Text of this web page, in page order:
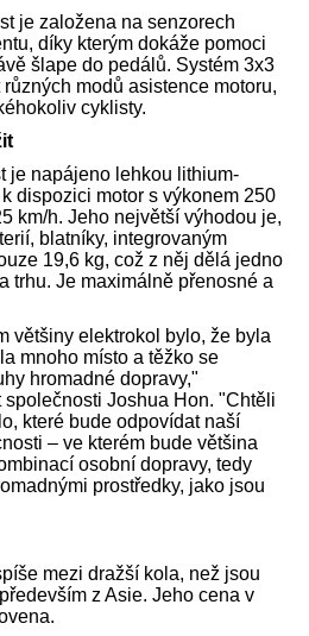
je založena na senzorech
díky kterým dokáže pomoci
šlape do pedálů. Systém 3x3
modů asistence motoru,
cyklisty.
je napájeno lehkou lithium-
dispozici motor s výkonem 250
km/h. Jeho největší výhodou je,
blatníky, integrovaným
19,6 kg, což z něj dělá jedno
trhu. Je maximálně přenosné a
většiny elektrokol bylo, že byla
mnoho místo a těžko se
hromadné dopravy,"
Joshua Hon. "Chtěli
které bude odpovídat naší
– ve kterém bude většina
osobní dopravy, tedy
prostředky, jako jsou
mezi dražší kola, než jsou
z Asie. Jeho cena v